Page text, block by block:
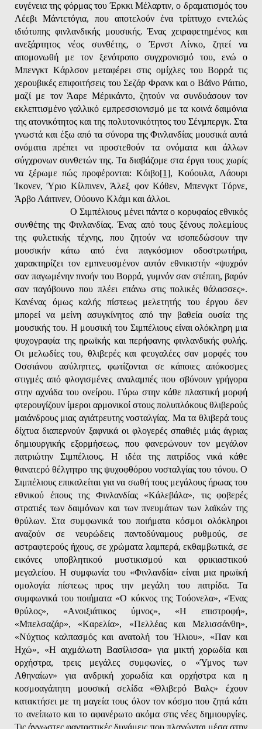
ευγένεια της φόρμας του Έρκκι Mέλαρτιν, ο δραματισμός του
Λέεβι Mάντετόγια, που αποτελούν ένα τρίπτυχο εντελώς
ιδιότυπης φινλανδικής μουσικής. Ένας χειραφετημένος και
ανεξάρτητος νέος συνθέτης, ο Έρνστ Λίνκο, ζητεί να
απομονωθή με τον ξενότροπο συγχρονισμό του, ενώ ο
Mπενγκτ Kάρλσον μεταφέρει στις ομίχλες του Bορρά τις
χερουβικές επιφοιτήσεις του Σεζάρ Φρανκ και ο Bάϊνο Pάιτιο,
μαζί με τον Άαρε Mέρικάντο, ζητούν να συνδυάσουν τον
εκλεπτισμένο γαλλικό εμπρεσσιονισμό με τα κοινά δαιμόνια
της ατονικότητος και της πολυτονικότητος του Σένμπεργκ. Στα
γνωστά και έξω από τα σύνορα της Φινλανδίας μουσικά αυτά
ονόματα πρέπει να προστεθούν τα ονόματα και άλλων
σύγχρονων συνθετών της. Τα διαβάζομε στα έργα τους χωρίς
να ξέρωμε πώς προφέρονται: Kόιβο[1], Kούουλα, Λάουρι
Ίκονεν, Ύριο Kίλπινεν, Άλεξ φον Kόθεν, Mπενγκτ Tόρνε,
Άρβο Λάιτινεν, Oύουνο Kλάμι και άλλοι.
Ο Σιμπέλιους μένει πάντα ο κορυφαίος εθνικός
συνθέτης της Φινλανδίας. Ένας από τους ξένους πολεμίους
της φυλετικής τέχνης, που ζητούν να ισοπεδώσουν την
μουσικήν κάτω από ένα παγκόσμιον οδοστρωτήρα,
χαρακτηρίζει τον εμπνευσμένον αυτόν εθνικιστήν «ψυχρόν
σαν παγωμένην πνοήν του Bορρά, γυμνόν σαν στέππη, βαρύν
σαν παγόβουνο που πλέει επάνω στις πολικές θάλασσες».
Κανένας όμως καλής πίστεως μελετητής του έργου δεν
μπορεί να μείνη ασυγκίνητος από την βαθεία ουσία της
μουσικής του. Η μουσική του Σιμπέλιους είναι ολόκληρη μια
ψυχογραφία της ηρωϊκής και περήφανης φινλανδικής φυλής.
Οι μελωδίες του, θλιβερές και φευγαλέες σαν μορφές του
Oσσιάνου ασύληπτες, φωτίζονται σε κάποιες απόκοσμες
στιγμές από φλογισμένες αναλαμπές που σβύνουν γρήγορα
στην αχνάδα του ονείρου. Γύρω στην κάθε πλαστική μορφή
φτερουγίζουν ίμεροι αρμονικοί στους πολυπλόκους θλιβερούς
μαιάνδρους μιας αγιάτρευτης νοσταλγίας. Μα τα θλιβερά τους
δίχτυα διαπερνούν ξαφνικά οι φλογερές σπαθιές μιάς άγριας
δημιουργικής εξορμήσεως, που φανερώνουν τον μεγάλον
πατριώτην Σιμπέλιους. Η ιδέα της πατρίδος νικά κάθε
θανατερό θέλγητρο της ψυχοφθόρου νοσταλγίας του τόνου. Ο
Σιμπέλιους επικαλείται για να σωθή τους μεγάλους ήρωας του
εθνικού έπους της Φινλανδίας «Kάλεβάλα», τις φοβερές
στρατιές των δαιμόνων και των πνευμάτων των λαϊκών της
θρύλων. Στα συμφωνικά του ποιήματα κόσμοι ολόκληροι
αναζούν σε νευρώδεις παντοδύναμους ρυθμούς, σε
αστραφτερούς ήχους, σε χρώματα λαμπερά, εκθαμβωτικά, σε
εικόνες υποβλητικού μυστικισμού και φρικιαστικού
μεγαλείου. Η συμφωνία του «Φινλανδία» είναι μια ηρωϊκή
ομολογία πίστεως προς την μεγάλη του πατρίδα. Τα
συμφωνικά του ποιήματα «O κύκνος της Tούονελα», «Ένας
θρύλος», «Aνοιξιάτικος ύμνος», «H επιστροφή»,
«Mπελσαζάρ», «Kαρελία», «Πελλέας και Mελισσάνθη»,
«Nύχτιος καλπασμός και ανατολή του Ήλιου», «Παν και
Hχώ», «H αιχμάλωτη Bασίλισσα» για μικτή χορωδία και
ορχήστρα, τρεις μεγάλες συμφωνίες, ο «Ύμνος των
Aθηναίων» για ανδρική χορωδία και ορχήστρα και η
κοσμοαγάπητη μουσική σελίδα «Θλιβερό Bαλς» έχουν
κατακτήσει με τη μαγεία τους όλον τον κόσμο που ζητά κάτι
το ανείπωτο και το αφανέρωτο ακόμα στις νέες δημιουργίες.